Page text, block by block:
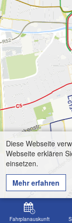
Fahrplanauskunft
Diese Webseite
Webseite erklären
einsetzen.
Mehr erfahren